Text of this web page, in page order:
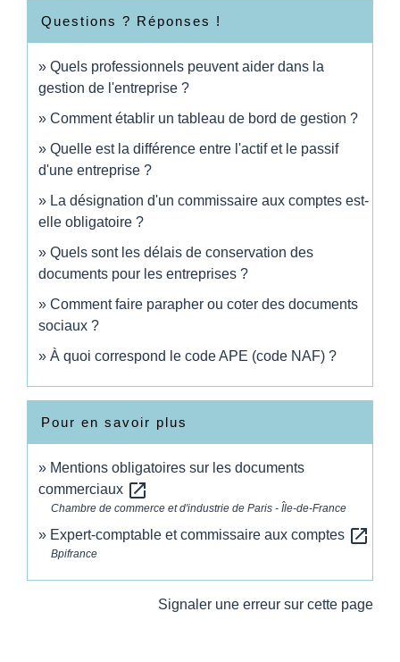
Questions ? Réponses !
Quels professionnels peuvent aider dans la
gestion de l'entreprise ?
Comment établir un tableau de bord de gestion ?
Quelle est la différence entre l'actif et le passif
d'une entreprise ?
La désignation d'un commissaire aux comptes est-
elle obligatoire ?
Quels sont les délais de conservation des
documents pour les entreprises ?
Comment faire parapher ou coter des documents
sociaux ?
À quoi correspond le code APE (code NAF) ?
Pour en savoir plus
Mentions obligatoires sur les documents
commerciaux open_in_new
Chambre de commerce et d'industrie de Paris - Île-de-France
Expert-comptable et commissaire aux comptes open_in_new
Bpifrance
Signaler une erreur sur cette page